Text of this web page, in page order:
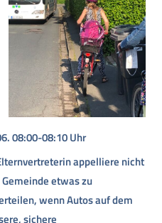
08:00-08:10 Uhr
appelliere nicht
etwas zu
wenn Autos auf dem
sichere